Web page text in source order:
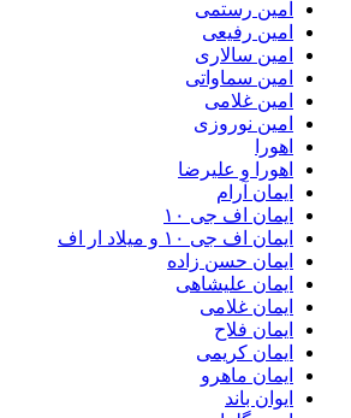
امین رستمی
امین رفیعی
امین سالاری
امین سماواتی
امین غلامی
امین نوروزی
اهورا
اهورا و علیرضا
ایمان آرام
ایمان اف جی ۱۰
ایمان اف جی ۱۰ و میلاد ار اف
ایمان حسن زاده
ایمان علیشاهی
ایمان غلامی
ایمان فلاح
ایمان کریمی
ایمان ماهرو
ایوان باند